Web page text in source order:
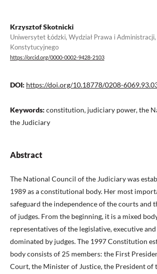
Krzysztof Skotnicki
Uniwersytet Łódzki, Wydział Prawa i
Konstytucyjnego
https://orcid.org/0000-0002-9428-2103
DOI: https://doi.org/10.18778/0208-
Keywords: constitution, judiciary power, the
the Judiciary
Abstract
The National Council of the Judiciary was
1989 as a constitutional body. Her most
safeguard the independence of the courts and
of judges. From the beginning, it is a mixed
representatives of the legislative, executive
dominated by judges. The 1997 Constitution
body consists of 25 members: the First
Court, the Minister of Justice, the President of